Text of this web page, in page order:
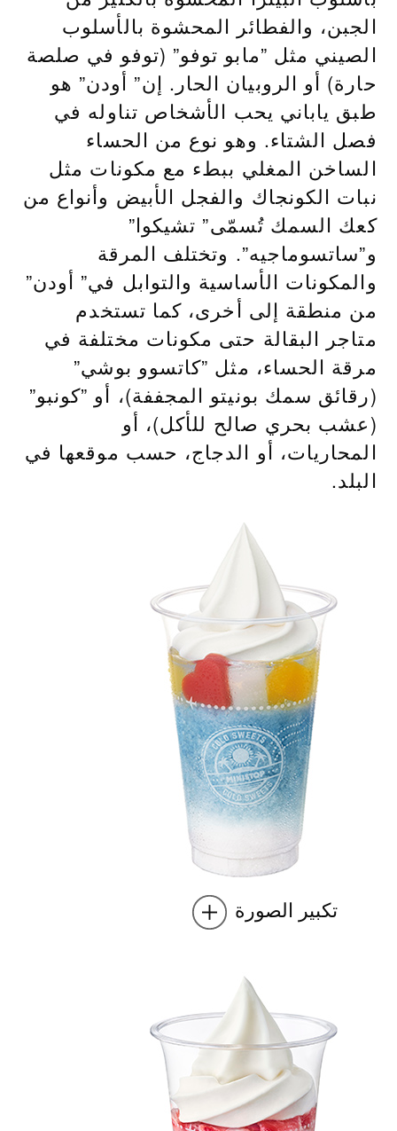
الجبن، والفطائر المحشوة بالأسلوب
الصيني مثل ”مابو توفو” (توفو في صلصة
حارة) أو الروبيان الحار. إن” أودن” هو
طبق ياباني يحب الأشخاص تناوله في
فصل الشتاء. وهو نوع من الحساء
الساخن المغلي ببطء مع مكونات مثل
نبات الكونجاك والفجل الأبيض وأنواع من
كعك السمك تُسمّى” تشيكوا”
و”ساتسوماجيه”. وتختلف المرقة
والمكونات الأساسية والتوابل في” أودن”
من منطقة إلى أخرى، كما تستخدم
متاجر البقالة حتى مكونات مختلفة في
مرقة الحساء، مثل ”كاتسوو بوشي”
(رقائق سمك بونيتو المجففة)، أو ”كونبو”
(عشب بحري صالح للأكل)، أو
المحاريات، أو الدجاج، حسب موقعها في
البلد.
تكبير الصورة